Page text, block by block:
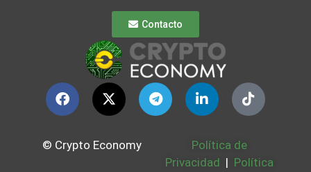
Contacto
© Crypto Economy
Política de
Privacidad | Política